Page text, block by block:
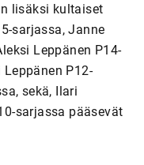
lisäksi kultaiset
sarjassa, Janne
Leppänen P14-
P12-
sekä, Ilari
sarjassa pääsevät